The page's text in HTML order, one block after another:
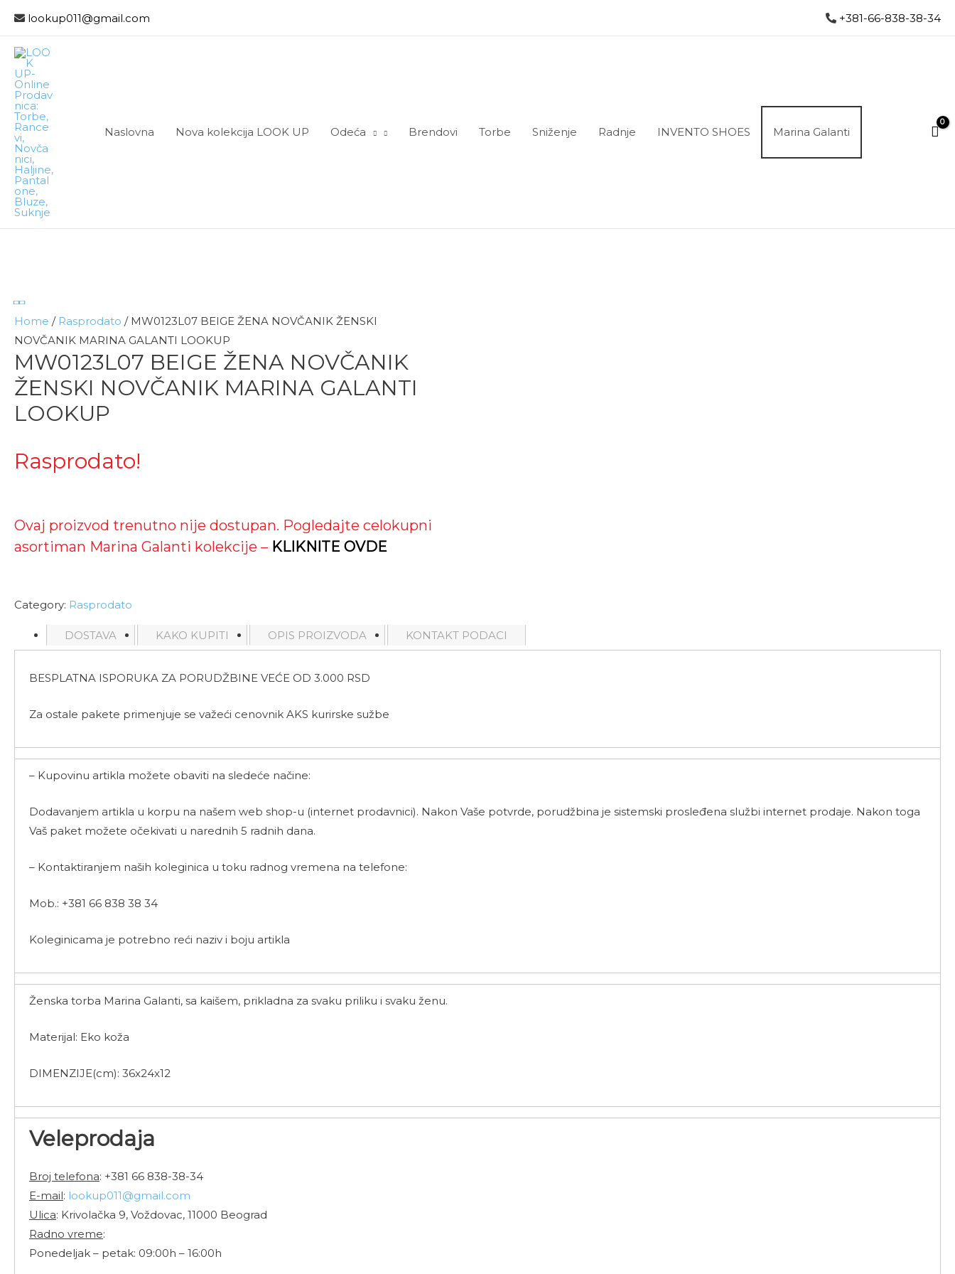
lookup011@gmail.com +381-66-838-38-34
Naslovna Nova kolekcija LOOK UP Odeća Brendovi Torbe Sniženje Radnje INVENTO SHOES Marina Galanti
Home / Rasprodato / MW0123L07 BEIGE ŽENA NOVČANIK ŽENSKI
NOVČANIK MARINA GALANTI LOOKUP
MW0123L07 BEIGE ŽENA NOVČANIK
ŽENSKI NOVČANIK MARINA GALANTI
LOOKUP
Rasprodato!
Ovaj proizvod trenutno nije dostupan. Pogledajte celokupni
asortiman Marina Galanti kolekcije – KLIKNITE OVDE
Category: Rasprodato
DOSTAVA KAKO KUPITI OPIS PROIZVODA KONTAKT PODACI
BESPLATNA ISPORUKA ZA PORUDŽBINE VEĆE OD 3.000 RSD
Za ostale pakete primenjuje se važeći cenovnik AKS kurirske sužbe
– Kupovinu artikla možete obaviti na sledeće načine:
Dodavanjem artikla u korpu na našem web shop-u (internet prodavnici). Nakon Vaše potvrde, porudžbina je sistemski prosleđena službi internet prodaje. Nakon toga
Vaš paket možete očekivati u narednih 5 radnih dana.
– Kontaktiranjem naših koleginica u toku radnog vremena na telefone:
Mob.: +381 66 838 38 34
Koleginicama je potrebno reći naziv i boju artikla
Ženska torba Marina Galanti, sa kaišem, prikladna za svaku priliku i svaku ženu.
Materijal: Eko koža
DIMENZIJE(cm): 36x24x12
Veleprodaja
Broj telefona: +381 66 838-38-34
E-mail: lookup011@gmail.com
Ulica: Krivolačka 9, Voždovac, 11000 Beograd
Radno vreme:
Ponedeljak – petak: 09:00h – 16:00h